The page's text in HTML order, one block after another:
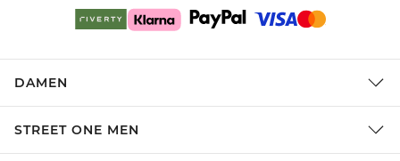
DAMEN
STREET ONE MEN